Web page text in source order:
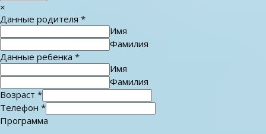
×
Данные родителя *
Имя
Фамилия
Данные ребенка *
Имя
Фамилия
Возраст *
Телефон *
Программа